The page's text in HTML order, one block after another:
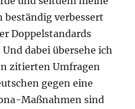
beständig verbessert
Doppelstandards
dabei übersehe ich
zitierten Umfragen
gegen eine
Maßnahmen sind